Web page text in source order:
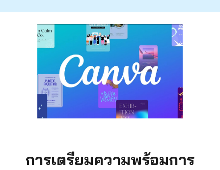
การเตรียมความพร้อมการ